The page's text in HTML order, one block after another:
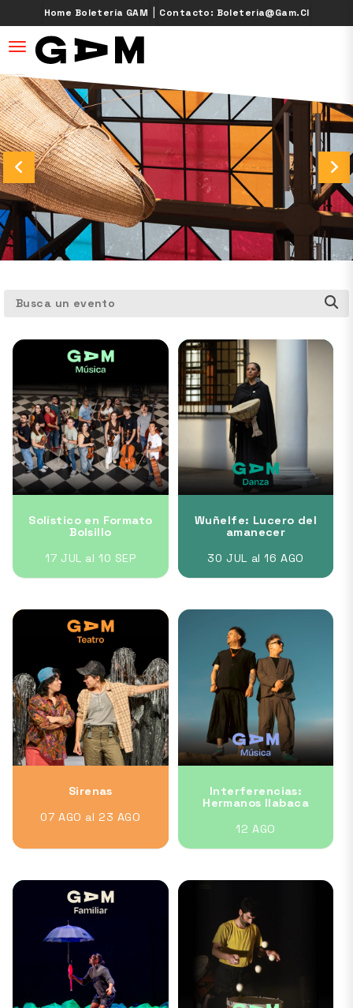
Home Boletería GAM | Contacto: Boleteria@gam.cl
desplegar navegación
Busca un evento
Solístico en Formato
Bolsillo
17 JUL al 10 SEP
Wuñelfe: Lucero del
amanecer
30 JUL al 16 AGO
Sirenas
07 AGO al 23 AGO
Interferencias:
Hermanos Ilabaca
12 AGO